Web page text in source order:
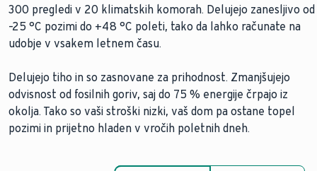
300 pregledi v 20 klimatskih komorah. Delujejo zanesljivo od
–25 °C pozimi do +48 °C poleti, tako da lahko računate na
udobje v vsakem letnem času.
Delujejo tiho in so zasnovane za prihodnost. Zmanjšujejo
odvisnost od fosilnih goriv, saj do 75 % energije črpajo iz
okolja. Tako so vaši stroški nizki, vaš dom pa ostane topel
pozimi in prijetno hladen v vročih poletnih dneh.